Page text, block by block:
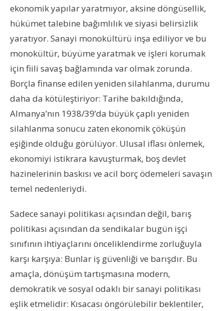
ekonomik yapılar yaratmıyor, aksine döngüsellik,
hükümet talebine bağımlılık ve siyasi belirsizlik
yaratıyor. Sanayi monokültürü inşa ediliyor ve bu
monokültür, büyüme yaratmak ve işleri korumak
için fiili savaş bağlamında var olmak zorunda.
Borçla finanse edilen yeniden silahlanma, durumu
daha da kötüleştiriyor: Tarihe bakıldığında,
Almanya’nın 1938/39’da büyük çaplı yeniden
silahlanma sonucu zaten ekonomik çöküşün
eşiğinde olduğu görülüyor. Ulusal iflası önlemek,
ekonomiyi istikrara kavuşturmak, boş devlet
hazinelerinin baskısı ve acil borç ödemeleri savaşın
temel nedenleriydi.
Sadece sanayi politikası açısından değil, barış
politikası açısından da sendikalar bugün işçi
sınıfının ihtiyaçlarını önceliklendirme zorluğuyla
karşı karşıya: Bunlar iş güvenliği ve barışdır. Bu
amaçla, dönüşüm tartışmasına modern,
demokratik ve sosyal odaklı bir sanayi politikası
eşlik etmelidir: Kısacası öngörülebilir beklentiler,